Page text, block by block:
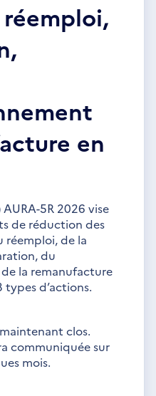
en
5R 2026 vise
de réduction des
réemploi, de la
du
la remanufacture
types d’actions.
clos.
communiquée sur
mois.